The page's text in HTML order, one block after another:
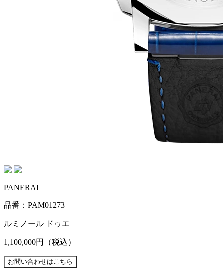
PANERAI
品番：PAM01273
ルミノール ドゥエ
1,100,000円 （税込）